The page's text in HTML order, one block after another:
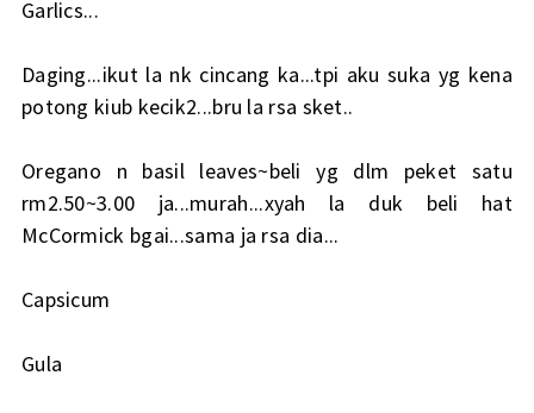
Garlics...
Daging...ikut la nk cincang ka...tpi aku suka yg kena
potong kiub kecik2...bru la rsa sket..
Oregano n basil leaves~beli yg dlm peket satu
rm2.50~3.00 ja...murah...xyah la duk beli hat
McCormick bgai...sama ja rsa dia...
Capsicum
Gula